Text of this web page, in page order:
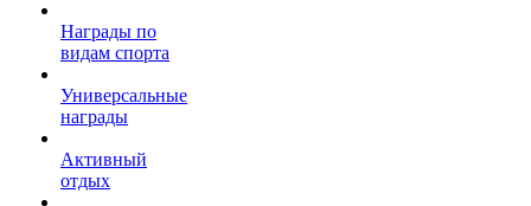
Награды по
видам спорта
Универсальные
награды
Активный
отдых